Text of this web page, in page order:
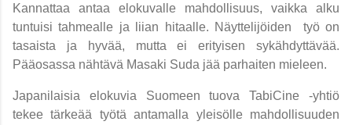
Kannattaa antaa elokuvalle mahdollisuus, vaikka alku
tuntuisi tahmealle ja liian hitaalle. Näyttelijöiden työ on
tasaista ja hyvää, mutta ei erityisen sykähdyttävää.
Pääosassa nähtävä Masaki Suda jää parhaiten mieleen.
Japanilaisia elokuvia Suomeen tuova TabiCine -yhtiö
tekee tärkeää työtä antamalla yleisölle mahdollisuuden